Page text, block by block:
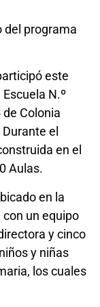
del programa
este
N.º
Colonia
el
en el
Aulas.
en la
un equipo
y cinco
y niñas
los cuales